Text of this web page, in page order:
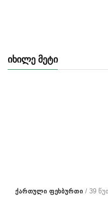
ᲘᲮᲘᲚᲔ ᲛᲔᲢᲘ
ᲥᲐᲠᲗᲣᲚᲘ ᲤᲔᲮᲑᲣᲠᲗᲘ / 39